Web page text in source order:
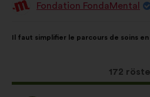
Förslag
Fondation FondaMental
i
Il faut simplifier le parcours de soins
Det
här
172
på: